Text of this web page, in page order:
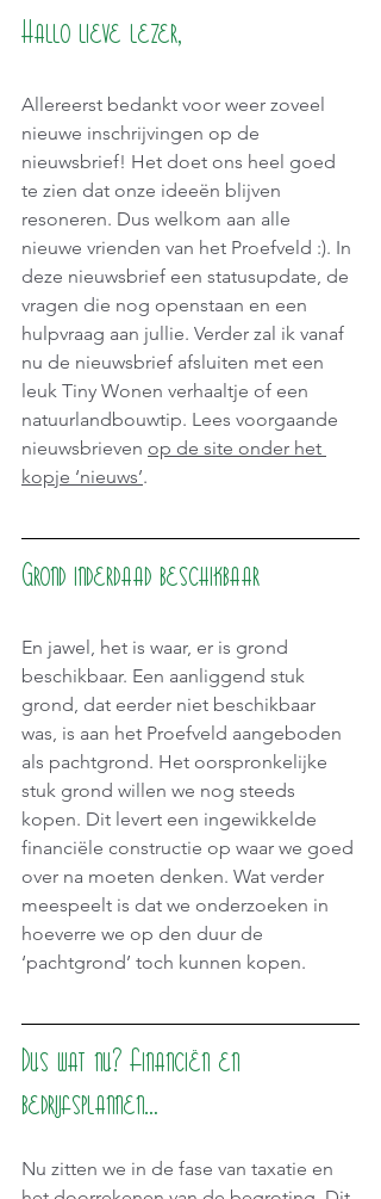
Hallo lieve lezer,
Allereerst bedankt voor weer zoveel
nieuwe inschrijvingen op de
nieuwsbrief! Het doet ons heel goed
te zien dat onze ideeën blijven
resoneren. Dus welkom aan alle
nieuwe vrienden van het Proefveld :). In
deze nieuwsbrief een statusupdate, de
vragen die nog openstaan en een
hulpvraag aan jullie. Verder zal ik vanaf
nu de nieuwsbrief afsluiten met een
leuk Tiny Wonen verhaaltje of een
natuurlandbouwtip. Lees voorgaande
nieuwsbrieven op de site onder het
kopje ‘nieuws’.
Grond inderdaad beschikbaar
En jawel, het is waar, er is grond
beschikbaar. Een aanliggend stuk
grond, dat eerder niet beschikbaar
was, is aan het Proefveld aangeboden
als pachtgrond. Het oorspronkelijke
stuk grond willen we nog steeds
kopen. Dit levert een ingewikkelde
financiële constructie op waar we goed
over na moeten denken. Wat verder
meespeelt is dat we onderzoeken in
hoeverre we op den duur de
‘pachtgrond’ toch kunnen kopen.
Dus wat nu? Financiën en
bedrijfsplannen…
Nu zitten we in de fase van taxatie en